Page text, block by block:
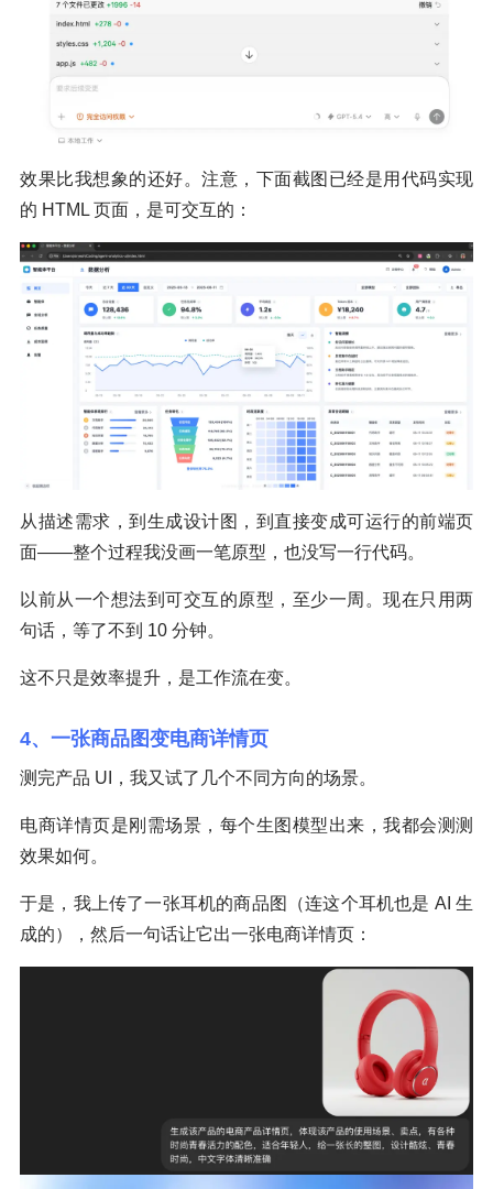
效果比我想象的还好。注意，下面截图已经是用代码实现
的 HTML 页面，是可交互的：
从描述需求，到生成设计图，到直接变成可运行的前端页
面——整个过程我没画一笔原型，也没写一行代码。
以前从一个想法到可交互的原型，至少一周。现在只用两
句话，等了不到 10 分钟。
这不只是效率提升，是工作流在变。
4、一张商品图变电商详情页
测完产品 UI，我又试了几个不同方向的场景。
电商详情页是刚需场景，每个生图模型出来，我都会测测
效果如何。
于是，我上传了一张耳机的商品图（连这个耳机也是 AI 生
成的），然后一句话让它出一张电商详情页：